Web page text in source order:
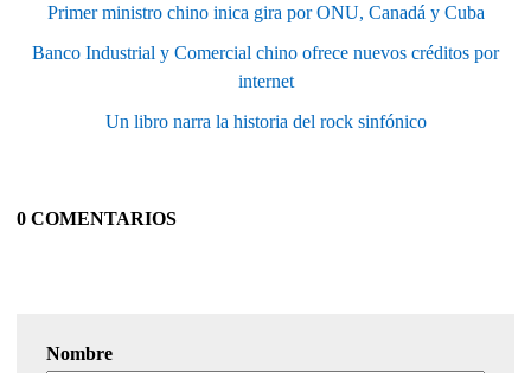
Primer ministro chino inica gira por ONU, Canadá y Cuba
Banco Industrial y Comercial chino ofrece nuevos créditos por
internet
Un libro narra la historia del rock sinfónico
0 COMENTARIOS
Nombre